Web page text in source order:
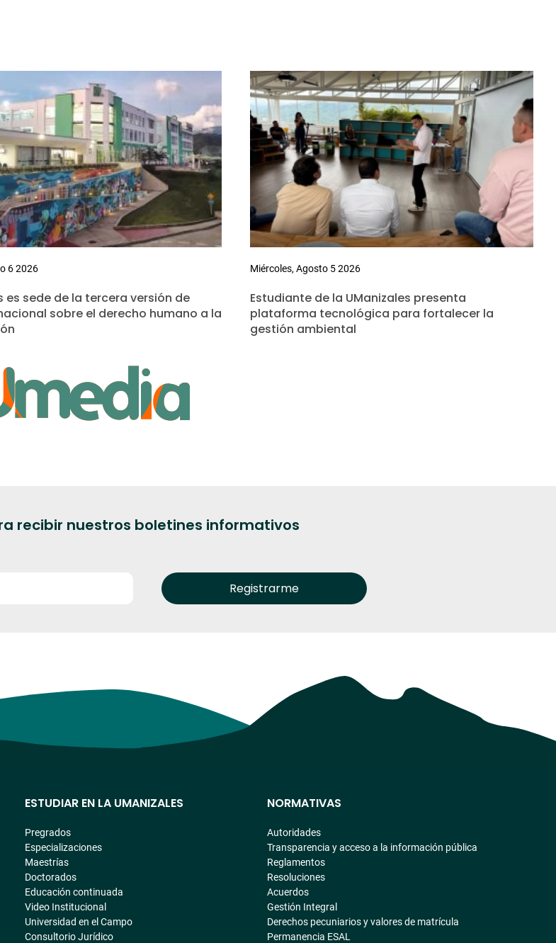
6 2026
es sede de la tercera versión de
sobre el derecho humano a la
Miércoles, Agosto 5 2026
Estudiante de la UManizales presenta
plataforma tecnológica para fortalecer la
gestión ambiental
recibir nuestros boletines informativos
ESTUDIAR EN LA UMANIZALES
Pregrados
Especializaciones
Maestrías
Doctorados
Educación continuada
Video Institucional
Universidad en el Campo
Consultorio Jurídico
NORMATIVAS
Autoridades
Transparencia y acceso a la información pública
Reglamentos
Resoluciones
Acuerdos
Gestión Integral
Derechos pecuniarios y valores de matrícula
Permanencia ESAL